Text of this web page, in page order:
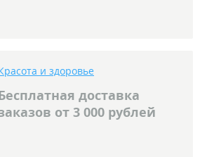
и здоровье
доставка
от 3 000 рублей